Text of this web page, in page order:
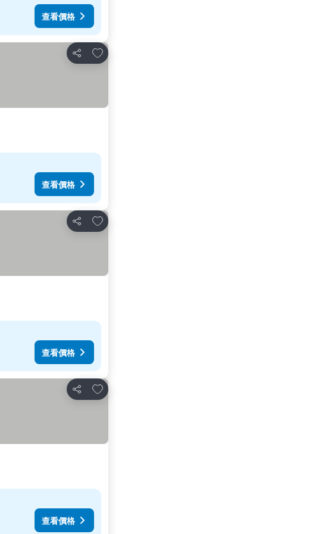
查看價格
分享
加入我的最愛
查看價格
分享
加入我的最愛
查看價格
分享
加入我的最愛
查看價格